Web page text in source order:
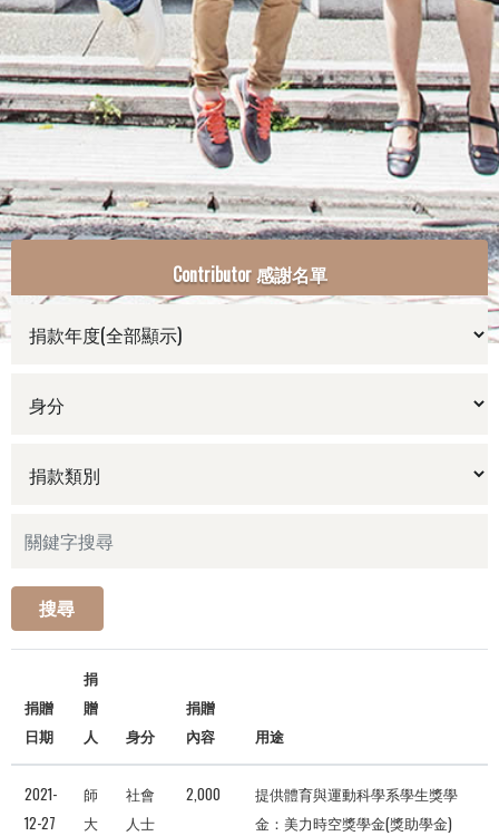
Contributor 感謝名單
搜尋
捐贈
日期
捐
贈
人
身分
捐贈
內容
用途
2021-
12-27
師
大
社會
人士
2,000
提供體育與運動科學系學生獎學
金：美力時空獎學金(獎助學金)